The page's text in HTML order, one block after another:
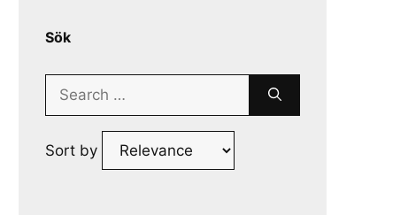
Sök
Search
Sort by